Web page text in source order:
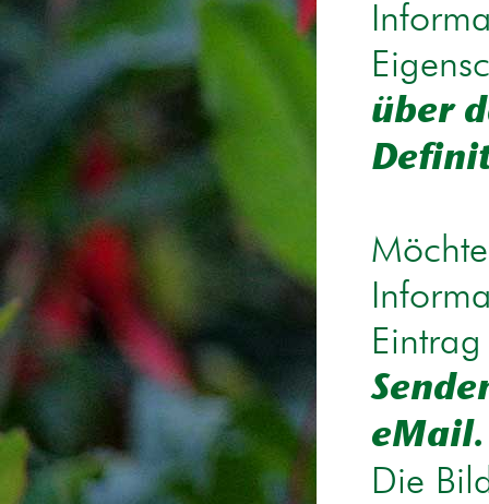
über
eMail.
Die